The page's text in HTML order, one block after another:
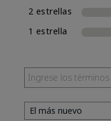
2 estrellas
1 estrella